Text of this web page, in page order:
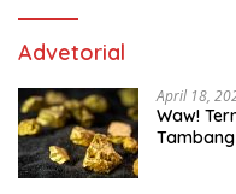
Advetorial
April 18,
Waw!
Tambang